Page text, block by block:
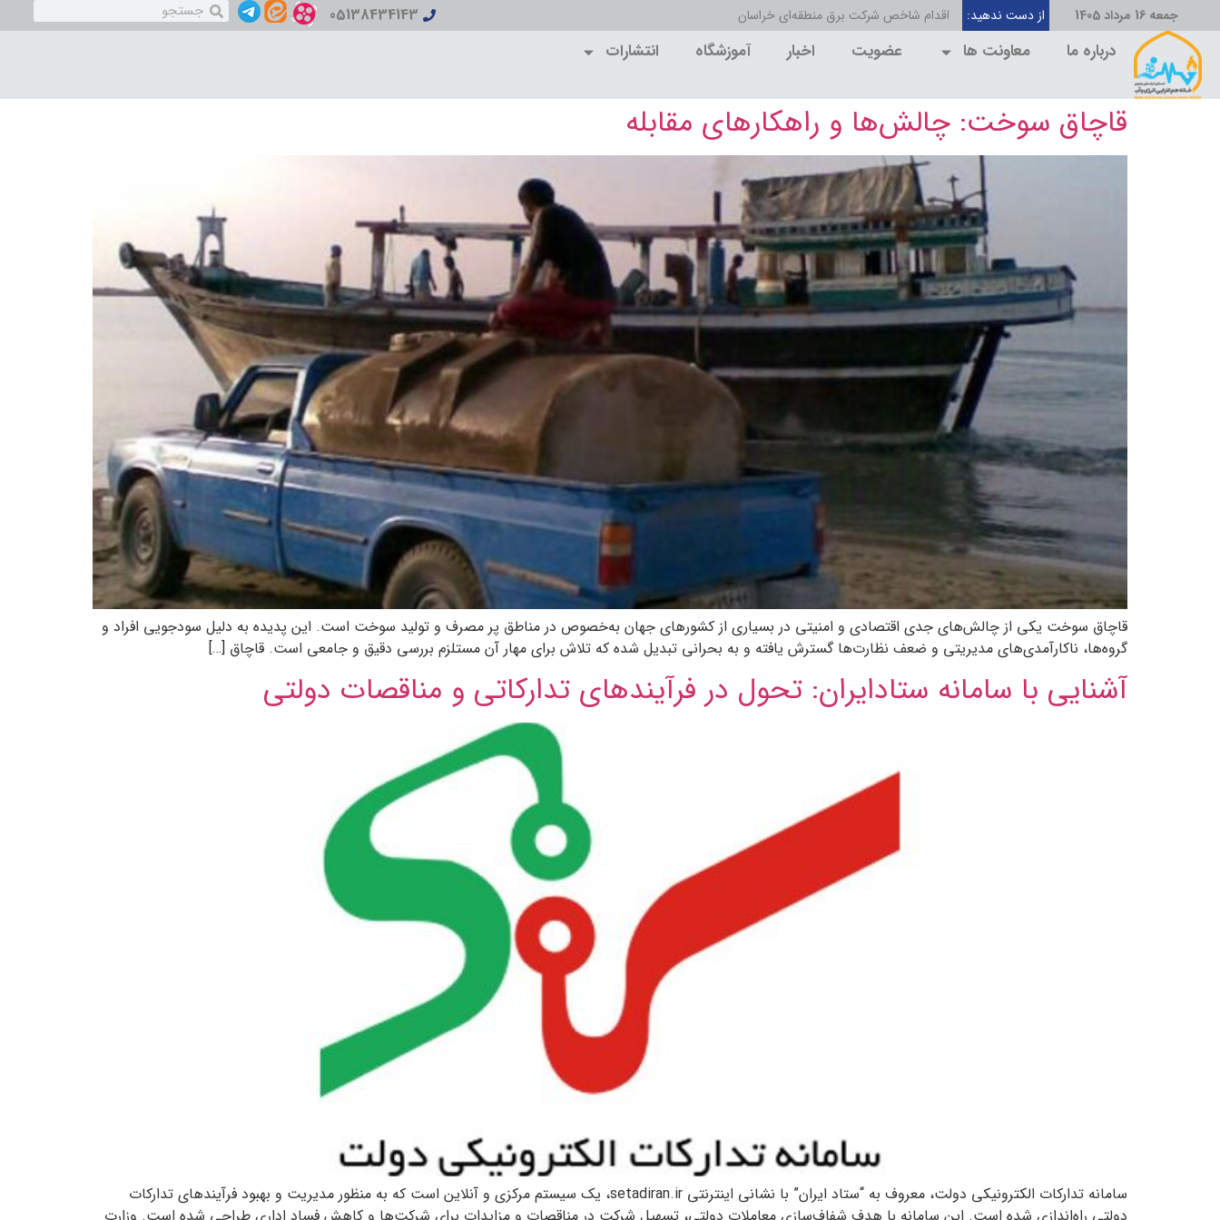
جمعه 16 مرداد 1405 از دست ندهید: اقدام شاخص شرکت برق منطقه‌ای خراسان 05138434143
درباره ما معاونت ها عضویت اخبار آموزشگاه انتشارات
قاچاق سوخت: چالش‌ها و راهکارهای مقابله
قاچاق سوخت یکی از چالش‌های جدی اقتصادی و امنیتی در بسیاری از کشورهای جهان به‌خصوص در مناطق پر مصرف و تولید سوخت است. این پدیده به دلیل سودجویی افراد و
گروه‌ها، ناکارآمدی‌های مدیریتی و ضعف نظارت‌ها گسترش یافته و به بحرانی تبدیل شده که تلاش برای مهار آن مستلزم بررسی دقیق و جامعی است. قاچاق […]
آشنایی با سامانه ستادایران: تحول در فرآیندهای تدارکاتی و مناقصات دولتی
سامانه تدارکات الکترونیکی دولت، معروف به “ستاد ایران” با نشانی اینترنتی setadiran.ir، یک سیستم مرکزی و آنلاین است که به منظور مدیریت و بهبود فرآیندهای تدارکات